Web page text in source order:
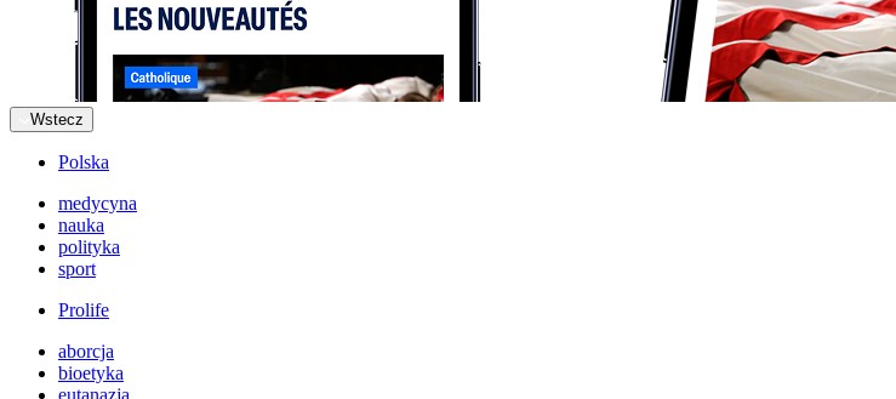
Wstecz
Polska
medycyna
nauka
polityka
sport
Prolife
aborcja
bioetyka
eutanazja